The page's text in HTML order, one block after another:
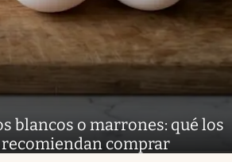
blancos o marrones: qué los
comprar